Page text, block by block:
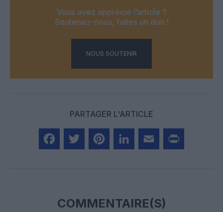
Vous avez apprécié l’article ?
Soutenez-nous, faites un don !
NOUS SOUTENIR
PARTAGER L'ARTICLE
COMMENTAIRE(S)